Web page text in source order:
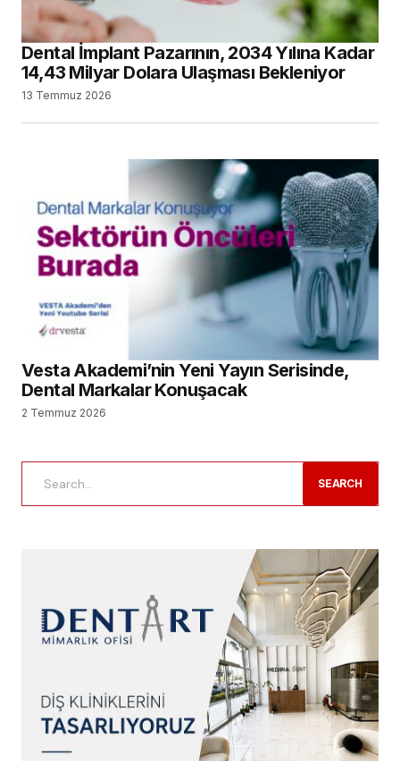
Dental İmplant Pazarının, 2034 Yılına Kadar
14,43 Milyar Dolara Ulaşması Bekleniyor
13 Temmuz 2026
Vesta Akademi’nin Yeni Yayın Serisinde,
Dental Markalar Konuşacak
2 Temmuz 2026
SEARCH